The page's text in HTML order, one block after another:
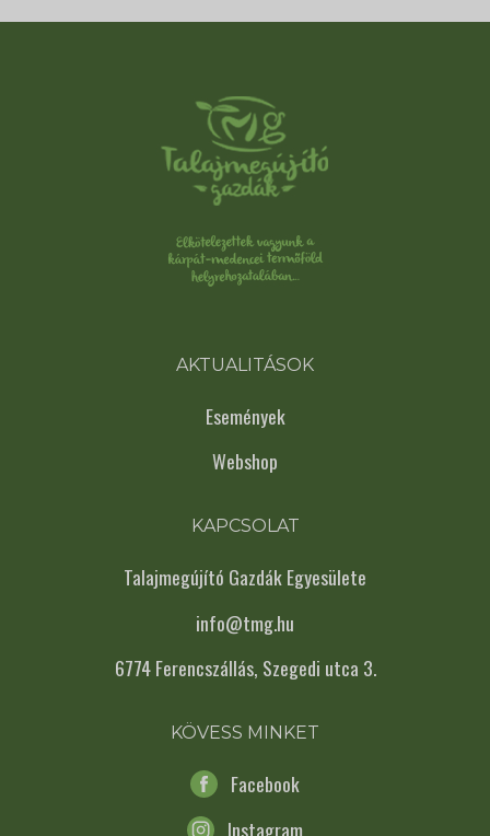
AKTUALITÁSOK
Események
Webshop
KAPCSOLAT
Talajmegújító Gazdák Egyesülete
info@tmg.hu
6774 Ferencszállás, Szegedi utca 3.
KÖVESS MINKET
Facebook
Instagram